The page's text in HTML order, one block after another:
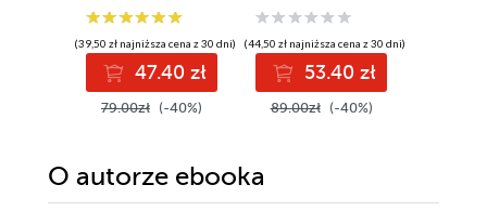
wnioski i opanuj
zaawansowany
SQL na potrzeby
praktycznych
zastosowań.
Wydanie IV
(39,50 zł najniższa cena z 30 dni)
47.40 zł
79.00zł (-40%)
modelowaniu
probabilistycznym.
Wydanie III
(44,50 zł najniższa cena z 30 dni)
53.40 zł
89.00zł (-40%)
O autorze ebooka